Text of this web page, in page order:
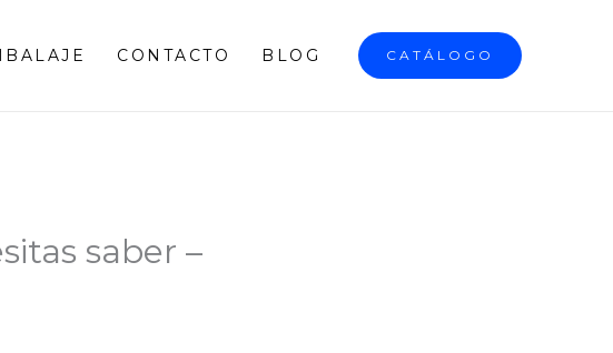
CONTACTO BLOG CATÁLOGO
saber –